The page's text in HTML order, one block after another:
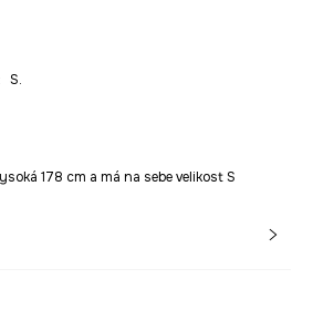
S.
178 cm a má na sebe velikost S